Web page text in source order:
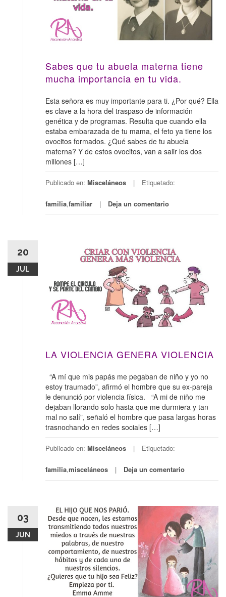
Sabes que tu abuela materna tiene
mucha importancia en tu vida.
Esta señora es muy importante para ti. ¿Por qué? Ella
es clave a la hora del traspaso de información
genética y de programas. Resulta que cuando ella
estaba embarazada de tu mama, el feto ya tiene los
ovocitos formados. ¿Qué sabes de tu abuela
materna? Y de estos ovocitos, van a salir los dos
millones […]
Publicado en: Misceláneos Etiquetado:
familia,familiar Deja un comentario
20
JUL
LA VIOLENCIA GENERA VIOLENCIA
“A mí que mis papás me pegaban de niño y yo no
estoy traumado”, afirmó el hombre que su ex-pareja
le denunció por violencia física. “A mi de niño me
dejaban llorando solo hasta que me durmiera y tan
mal no salí”, señaló el hombre que pasa largas horas
trasnochando en redes sociales […]
Publicado en: Misceláneos Etiquetado:
familia,misceláneos Deja un comentario
03
JUN